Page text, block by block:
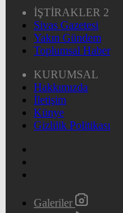
İŞTİRAKLER 2
Sivas Gazetesi
Yakın Gündem
Toplumsal Haber
KURUMSAL
Hakkımızda
İletişim
Künye
Gizlilik Politikası
Galeriler